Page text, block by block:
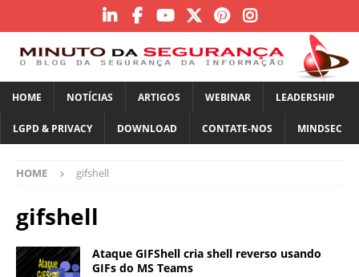
HOME NOTÍCIAS ARTIGOS WEBINAR LEADERSHIP
LGPD & PRIVACY DOWNLOAD CONTATE-NOS MINDSEC
HOME gifshell
gifshell
Ataque GIFShell cria shell reverso usando
GIFs do MS Teams